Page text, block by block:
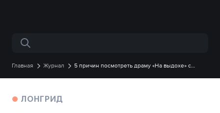
Поиск по сайту
Главная Журнал
5 причин посмотреть драму «На выдохе» с
ЛОНГРИД